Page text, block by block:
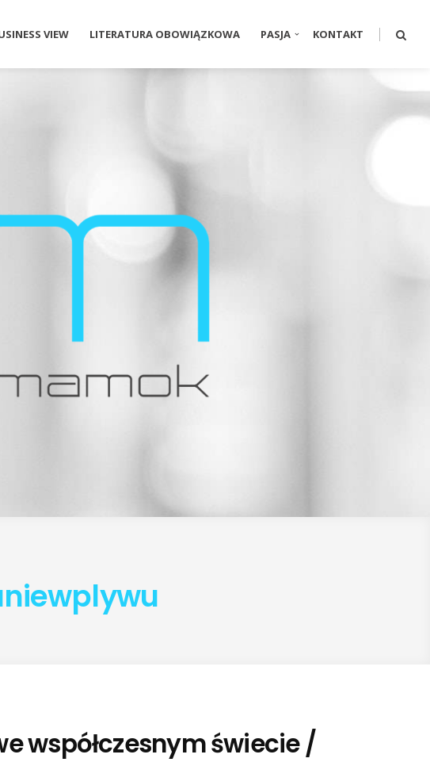
VIEW LITERATURA OBOWIĄZKOWA PASJA KONTAKT
współczesnym świecie /